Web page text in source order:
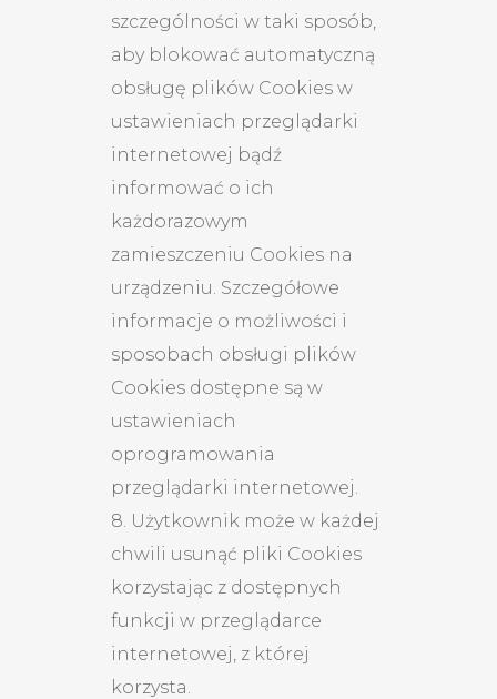
szczególności w taki sposób,
aby blokować automatyczną
obsługę plików Cookies w
ustawieniach przeglądarki
internetowej bądź
informować o ich
każdorazowym
zamieszczeniu Cookies na
urządzeniu. Szczegółowe
informacje o możliwości i
sposobach obsługi plików
Cookies dostępne są w
ustawieniach
oprogramowania
przeglądarki internetowej.
8. Użytkownik może w każdej
chwili usunąć pliki Cookies
korzystając z dostępnych
funkcji w przeglądarce
internetowej, z której
korzysta.